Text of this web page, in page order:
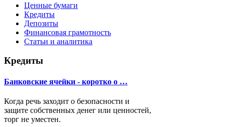
Ценные бумаги
Кредиты
Депозиты
Финансовая грамотность
Статьи и аналитика
Кредиты
Банковские ячейки - коротко о …
Когда речь заходит о безопасности и
защите собственных денег или ценностей,
торг не уместен.